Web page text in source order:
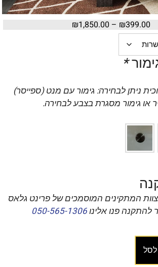
₪399.00
–
₪1,850.00
*
ניתן לבחירה: גימור עם מנט (ספייסר)
או גימור מסגרת בצבע לבחירה.
המתקינים המוסמכים של פרינט גלאס
פנו אלינו050-565-1306